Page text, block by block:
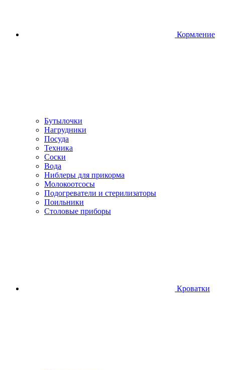
Кормление
Бутылочки
Нагрудники
Посуда
Техника
Соски
Вода
Ниблеры для прикорма
Молокоотсосы
Подогреватели и стерилизаторы
Поильники
Столовые приборы
Кроватки